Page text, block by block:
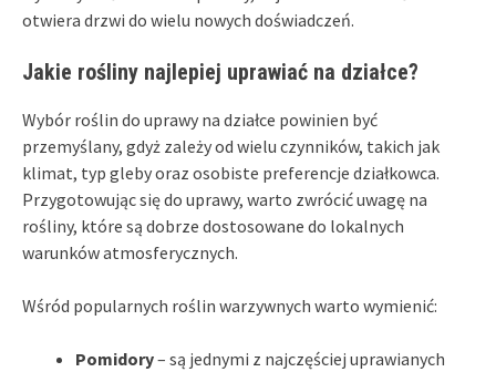
otwiera drzwi do wielu nowych doświadczeń.
Jakie rośliny najlepiej uprawiać na działce?
Wybór roślin do uprawy na działce powinien być
przemyślany, gdyż zależy od wielu czynników, takich jak
klimat, typ gleby oraz osobiste preferencje działkowca.
Przygotowując się do uprawy, warto zwrócić uwagę na
rośliny, które są dobrze dostosowane do lokalnych
warunków atmosferycznych.
Wśród popularnych roślin warzywnych warto wymienić:
Pomidory– są jednymi z najczęściej uprawianych